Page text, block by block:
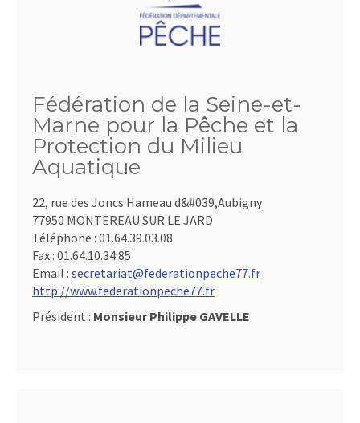
Fédération de la Seine-et-
Marne pour la Pêche et la
Protection du Milieu
Aquatique
22, rue des Joncs Hameau d&#039,Aubigny
77950 MONTEREAU SUR LE JARD
Téléphone : 01.64.39.03.08
Fax : 01.64.10.34.85
Email : secretariat@federationpeche77.fr
http://www.federationpeche77.fr
Président : Monsieur Philippe GAVELLE